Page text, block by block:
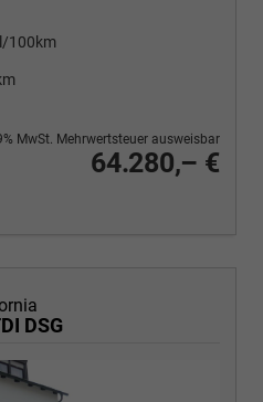
100km
64.280,– €
MwSt. Mehrwertsteuer ausweisbar
drucken
DSG